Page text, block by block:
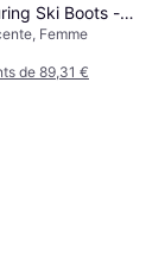
Ski Boots -
Femme
de 89,31 €